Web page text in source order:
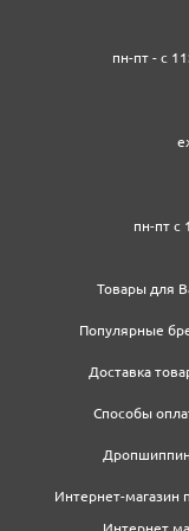
пн-пт - с
пн-пт с
Товары для
Популярные
Доставка
Способы
Интернет-магазин